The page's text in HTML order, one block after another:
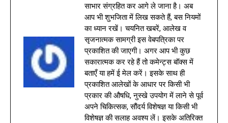
साभार संग्रहित कर आगे ले जाना है। अब
आप भी शुभजिता में लिख सकते हैं, बस नियमों
का ध्यान रखें। चयनित खबरें, आलेख व
सृजनात्मक सामग्री इस वेबपत्रिका पर
प्रकाशित की जाएगी। अगर आप भी कुछ
सकारात्मक कर रहे हैं तो कमेन्ट्स बॉक्स में
बताएँ या हमें ई मेल करें। इसके साथ ही
प्रकाशित आलेखों के आधार पर किसी भी
प्रकार की औषधि, नुस्खे उपयोग में लाने से पूर्व
अपने चिकित्सक, सौंदर्य विशेषज्ञ या किसी भी
विशेषज्ञ की सलाह अवश्य लें। इसके अतिरिक्त